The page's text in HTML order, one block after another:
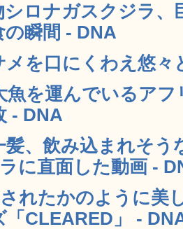
シロナガスクジラ、
瞬間 - DNA
メを口にくわえ悠々
魚を運んでいるア
- DNA
髪、飲み込まれそう
に直面した動画 -
れたかのように美
「CLEARED」 -